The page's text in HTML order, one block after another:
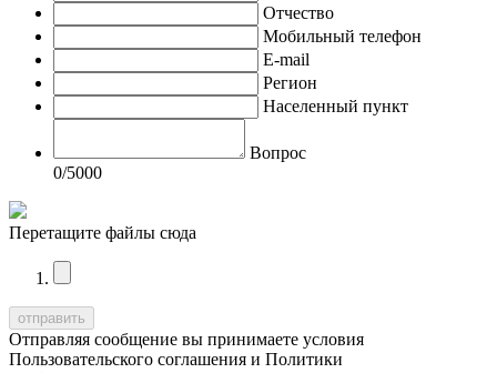
Отчество
Мобильный телефон
E-mail
Регион
Населенный пункт
Вопрос
0/5000
Перетащите файлы сюда
Отправляя сообщение вы принимаете условия
Пользовательского соглашения и Политики